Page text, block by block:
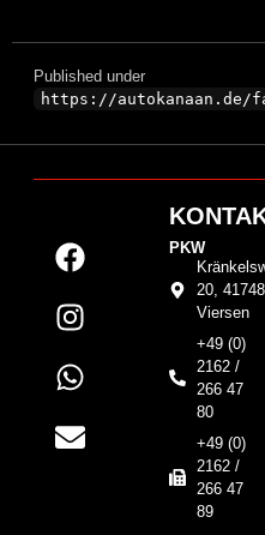
Published under
https://autokanaan.de/
PKW
20, 41748
Viersen
+49 (0)
2162 /
266 47
80
+49 (0)
2162 /
266 47
89